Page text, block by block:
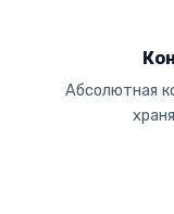
Абсолютная